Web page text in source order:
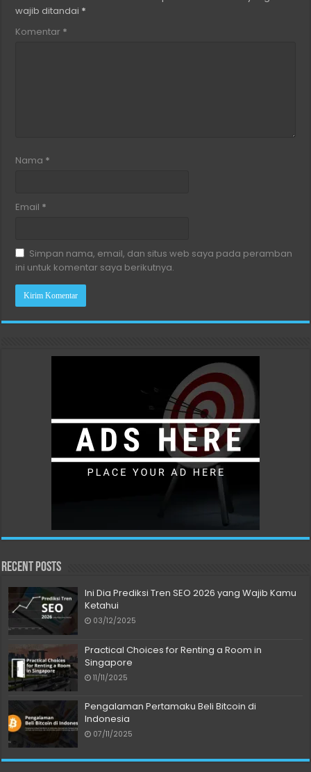
wajib ditandai *
Komentar *
Nama *
Email *
Simpan nama, email, dan situs web saya pada peramban
ini untuk komentar saya berikutnya.
Recent Posts
Ini Dia Prediksi Tren SEO 2026 yang Wajib Kamu
Ketahui
03/12/2025
Practical Choices for Renting a Room in
Singapore
11/11/2025
Pengalaman Pertamaku Beli Bitcoin di
Indonesia
07/11/2025